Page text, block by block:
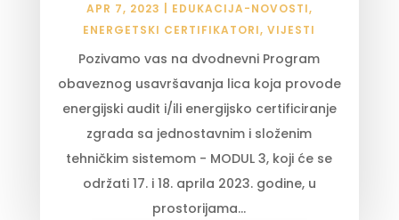
APR 7, 2023 EDUKACIJA-NOVOSTI,
ENERGETSKI CERTIFIKATORI,VIJESTI
Pozivamo vas na dvodnevni Program
obaveznog usavršavanja lica koja provode
energijski audit i/ili energijsko certificiranje
zgrada sa jednostavnim i složenim
tehničkim sistemom - MODUL 3, koji će se
održati 17. i 18. aprila 2023. godine, u
prostorijama...